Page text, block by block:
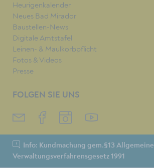
Heurigenkalender
Neues Bad Mirador
Baustellen-News
Digitale Amtstafel
Leinen- & Maulkorbpflicht
Fotos & Videos
Presse
FOLGEN SIE UNS
Info: Kundmachung gem.§13 Allgemeine
Verwaltungsverfahrensgesetz 1991